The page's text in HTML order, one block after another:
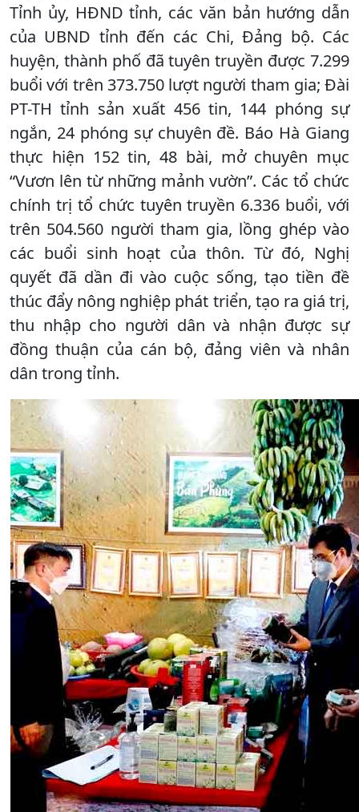
Tỉnh ủy, HĐND tỉnh, các văn bản hướng dẫn
của UBND tỉnh đến các Chi, Đảng bộ. Các
huyện, thành phố đã tuyên truyền được 7.299
buổi với trên 373.750 lượt người tham gia; Đài
PT-TH tỉnh sản xuất 456 tin, 144 phóng sự
ngắn, 24 phóng sự chuyên đề. Báo Hà Giang
thực hiện 152 tin, 48 bài, mở chuyên mục
“Vươn lên từ những mảnh vườn”. Các tổ chức
chính trị tổ chức tuyên truyền 6.336 buổi, với
trên 504.560 người tham gia, lồng ghép vào
các buổi sinh hoạt của thôn. Từ đó, Nghị
quyết đã dần đi vào cuộc sống, tạo tiền đề
thúc đẩy nông nghiệp phát triển, tạo ra giá trị,
thu nhập cho người dân và nhận được sự
đồng thuận của cán bộ, đảng viên và nhân
dân trong tỉnh.